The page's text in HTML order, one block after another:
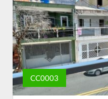
CC0003